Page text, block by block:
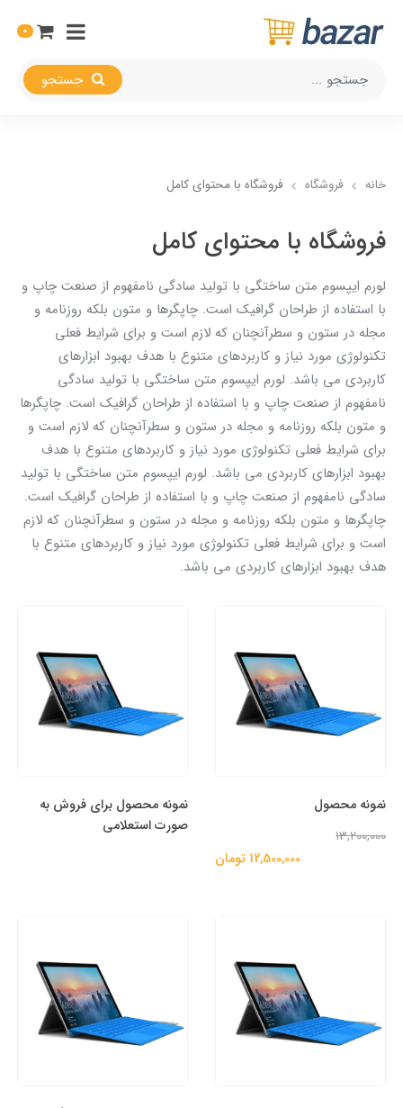
0
خانه فروشگاه فروشگاه با محتوای کامل
فروشگاه با محتوای کامل
لورم ایپسوم متن ساختگی با تولید سادگی نامفهوم از صنعت چاپ و
با استفاده از طراحان گرافیک است. چاپگرها و متون بلکه روزنامه و
مجله در ستون و سطرآنچنان که لازم است و برای شرایط فعلی
تکنولوژی مورد نیاز و کاربردهای متنوع با هدف بهبود ابزارهای
کاربردی می باشد. لورم ایپسوم متن ساختگی با تولید سادگی
نامفهوم از صنعت چاپ و با استفاده از طراحان گرافیک است. چاپگرها
و متون بلکه روزنامه و مجله در ستون و سطرآنچنان که لازم است و
برای شرایط فعلی تکنولوژی مورد نیاز و کاربردهای متنوع با هدف
بهبود ابزارهای کاربردی می باشد. لورم ایپسوم متن ساختگی با تولید
سادگی نامفهوم از صنعت چاپ و با استفاده از طراحان گرافیک است.
چاپگرها و متون بلکه روزنامه و مجله در ستون و سطرآنچنان که لازم
است و برای شرایط فعلی تکنولوژی مورد نیاز و کاربردهای متنوع با
هدف بهبود ابزارهای کاربردی می باشد.
نمونه محصول
13,200,000
12,500,000 تومان
نمونه محصول برای فروش به
صورت استعلامی